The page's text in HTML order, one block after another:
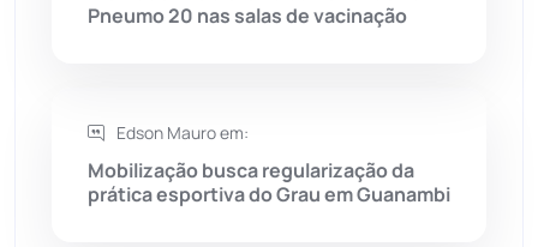
Rio do Antônio
Saúde
Seabra (50)
Pneumo 20 nas salas de vacinação
Edson Mauro em:
Mobilização busca regularização da
prática esportiva do Grau em Guanambi